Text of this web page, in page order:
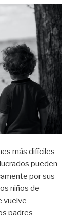
más difíciles
pueden
por sus
niños de
vuelve
padres